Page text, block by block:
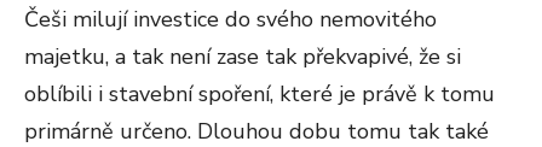
Češi milují investice do svého nemovitého
majetku, a tak není zase tak překvapivé, že si
oblíbili i stavební spoření, které je právě k tomu
primárně určeno. Dlouhou dobu tomu tak také